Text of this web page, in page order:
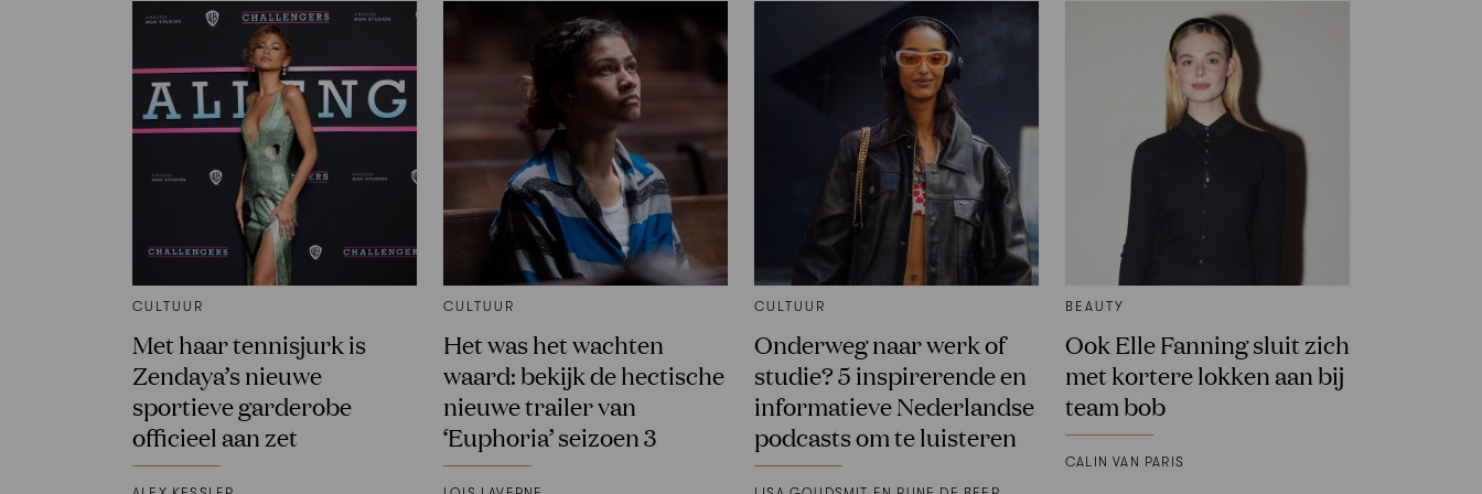
CULTUUR
Met haar tennisjurk is
Zendaya’s nieuwe
sportieve garderobe
officieel aan zet
CULTUUR
Het was het wachten
waard: bekijk de hectische
nieuwe trailer van
‘Euphoria’ seizoen 3
CULTUUR
Onderweg naar werk of
studie? 5 inspirerende en
informatieve Nederlandse
podcasts om te luisteren
BEAUTY
Ook Elle Fanning sluit zich
met kortere lokken aan bij
team bob
CALIN VAN PARIS